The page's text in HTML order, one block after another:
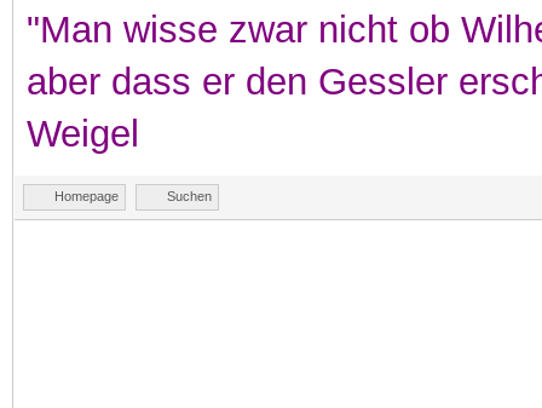
"Man wisse zwar nicht ob
aber dass er den Gessler
Weigel
Homepage Suchen